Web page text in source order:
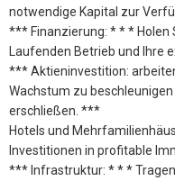
notwendige Kapital zur
*** Finanzierung: * * * Holen
Laufenden Betrieb und Ihre
*** Aktieninvestition:
Wachstum zu
erschließen. ***
Hotels und
Investitionen in profitable
*** Infrastruktur: * * *